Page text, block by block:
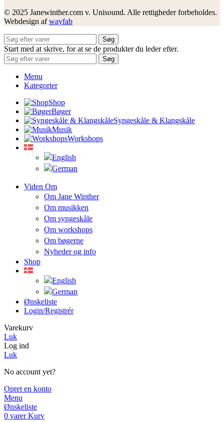
© 2025 Janewinther.com v. Unisound. Alle rettigheder forbeholdes.
Webdesign afwayfab
Søg
Start med at skrive, for at se de produkter du leder efter.
Søg
Menu
Kategorier
Shop
Bøger
Syngeskåle & Klangskåle
Musik
Workshops
Viden Om
Om Jane Winther
Om musikken
Om syngeskåle
Om workshops
Om bøgerne
Nyheder og info
Shop
Ønskeliste
Login/registrér
Varekurv
Luk
Log ind
Luk
No account yet?
Opret en konto
Menu
Ønskeliste
0 varer Kurv